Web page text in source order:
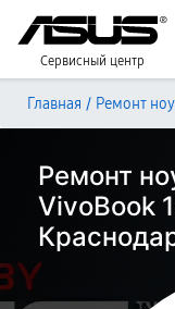
Сервисный центр
Главная / Ремонт
Ремонт
VivoBook